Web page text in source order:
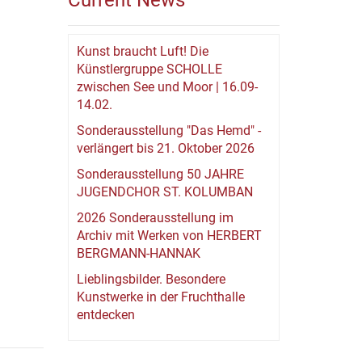
Kunst braucht Luft! Die
Künstlergruppe SCHOLLE
zwischen See und Moor | 16.09-
14.02.
Sonderausstellung "Das Hemd" -
verlängert bis 21. Oktober 2026
Sonderausstellung 50 JAHRE
JUGENDCHOR ST. KOLUMBAN
2026 Sonderausstellung im
Archiv mit Werken von HERBERT
BERGMANN-HANNAK
Lieblingsbilder. Besondere
Kunstwerke in der Fruchthalle
entdecken